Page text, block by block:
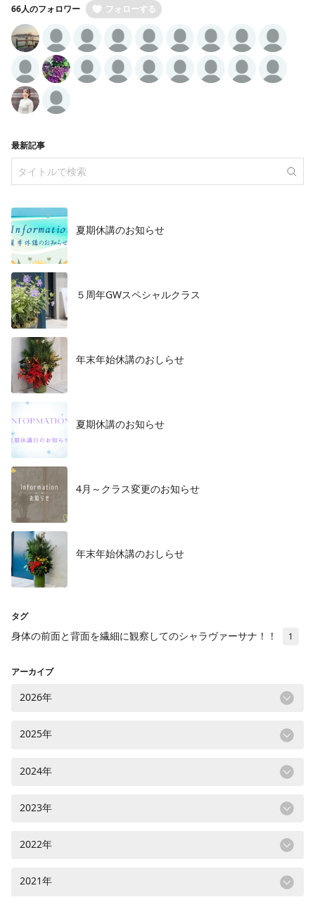
66人のフォロワー フォローする
最新記事
夏期休講のお知らせ
５周年GWスペシャルクラス
年末年始休講のおしらせ
夏期休講のお知らせ
4月～クラス変更のお知らせ
年末年始休講のおしらせ
タグ
身体の前面と背面を繊細に観察してのシャラヴァーサナ！！ 1
アーカイブ
2026年
2025年
2024年
2023年
2022年
2021年